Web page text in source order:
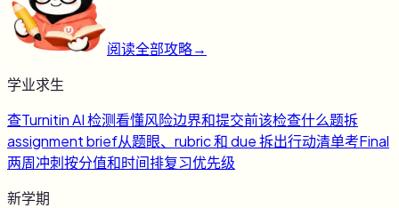
阅读全部攻略→
学业求生
查Turnitin AI 检测看懂风险边界和提交前该检查什么题拆
assignment brief从题眼、rubric 和 due 拆出行动清单考Final
两周冲刺按分值和时间排复习优先级
新学期